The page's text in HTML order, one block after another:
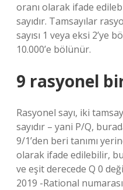
oranı olarak ifade
sayıdır. Tamsayılar
sayısı 1 veya eksi 2’ye
10.000’e bölünür.
9 rasyonel bir
Rasyonel sayı, iki
sayıdır – yani P/Q,
9/1’den beri tanımı
olarak ifade edilebilir,
ve eşit derecede Q 0
2019 -Rational